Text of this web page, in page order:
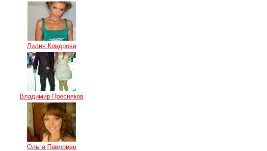
Лилия Кондрова
Владимир Пресняков
Ольга Павловец